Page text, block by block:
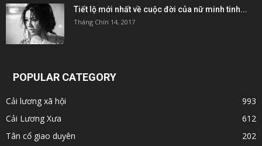
Tiết lộ mới nhất về cuộc đời của nữ minh tinh...
Tháng Chín 14, 2017
POPULAR CATEGORY
Cải lương xã hội
993
Cải Lương Xưa
612
Tân cổ giao duyên
202